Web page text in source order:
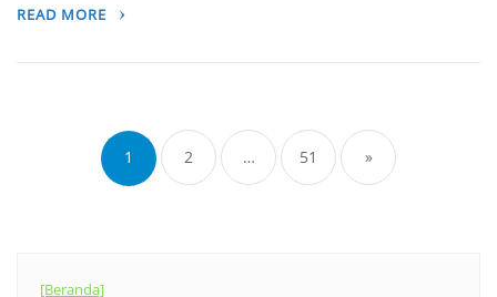
READ MORE
navigation
1 2 … 51 »
[Beranda]